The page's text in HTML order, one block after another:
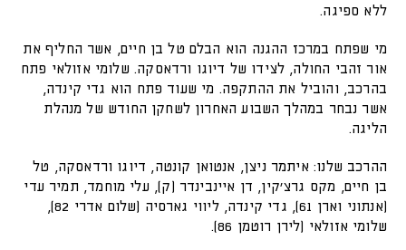
ללא ספיגה.
מי שפתח במרכז ההגנה הוא הבלם טל בן חיים, אשר החליף את
אור זהבי החולה, לצידו של דיוגו ורדאסקה. שלומי אזולאי פתח
בהרכב, והוביל את ההתקפה. מי שעוד פתח הוא גדי קינדה,
אשר נבחר במהלך השבוע האחרון לשחקן החודש של מנהלת
הליגה.
ההרכב שלנו: איתמר ניצן, אנטואן קונטה, דיוגו ורדאסקה, טל
בן חיים, מקס גרצ'קין, דן איינבינדר (ק), עלי מוחמד, תמיר עדי
(אנתוני וארן 61), גדי קינדה, ליווי גארסיה (שלום אדרי 82),
שלומי אזולאי (לירן רוטמן 86).